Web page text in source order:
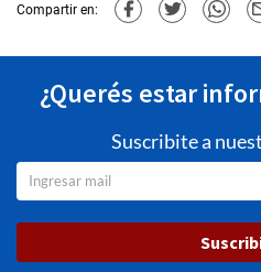
Compartir en:
¿Querés estar
Suscribite a